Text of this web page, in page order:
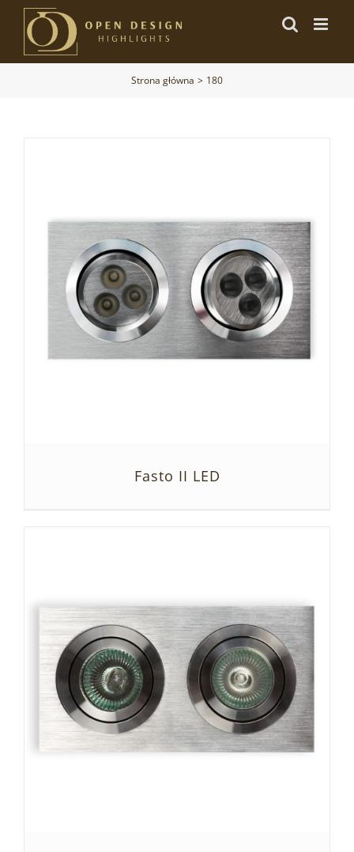
Przejdź
zawartości
Strona główna 180
Fasto II LED